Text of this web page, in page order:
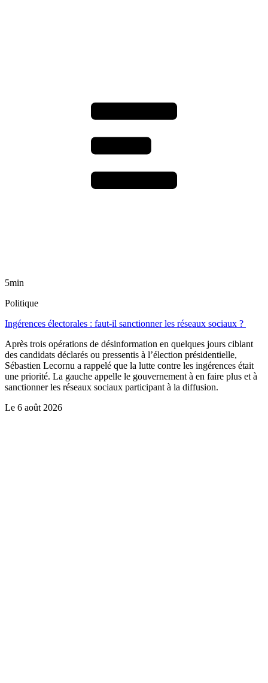
5min
Politique
Ingérences électorales : faut-il sanctionner les réseaux sociaux ?
Après trois opérations de désinformation en quelques jours ciblant
des candidats déclarés ou pressentis à l’élection présidentielle,
Sébastien Lecornu a rappelé que la lutte contre les ingérences était
une priorité. La gauche appelle le gouvernement à en faire plus et à
sanctionner les réseaux sociaux participant à la diffusion.
Le 6 août 2026